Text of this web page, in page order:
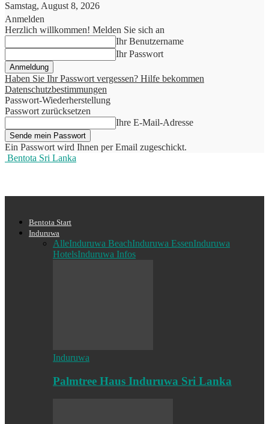
Samstag, August 8, 2026
Anmelden
Herzlich willkommen! Melden Sie sich an
Ihr Benutzername
Ihr Passwort
Haben Sie Ihr Passwort vergessen? Hilfe bekommen
Datenschutzbestimmungen
Passwort-Wiederherstellung
Passwort zurücksetzen
Ihre E-Mail-Adresse
Ein Passwort wird Ihnen per Email zugeschickt.
Bentota Sri Lanka
Bentota Start
Induruwa
AlleInduruwa BeachInduruwa EssenInduruwa
HotelsInduruwa Infos
Induruwa
Palmtree Haus Induruwa Sri Lanka